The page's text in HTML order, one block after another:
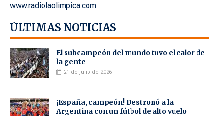
www.radiolaolimpica.com
ÚLTIMAS NOTICIAS
El subcampeón del mundo tuvo el calor de
la gente
21 de julio de 2026
¡España, campeón! Destronó a la
Argentina con un fútbol de alto vuelo